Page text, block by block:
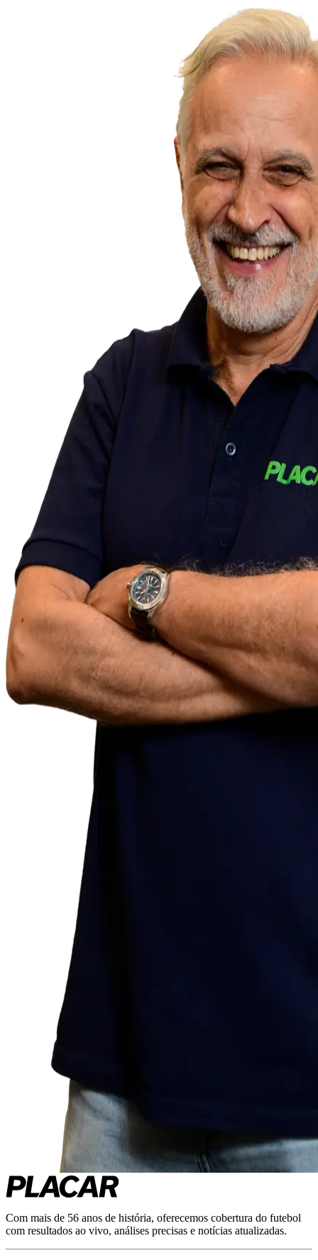
Com mais de 56 anos de história, oferecemos cobertura do futebol
com resultados ao vivo, análises precisas e notícias atualizadas.